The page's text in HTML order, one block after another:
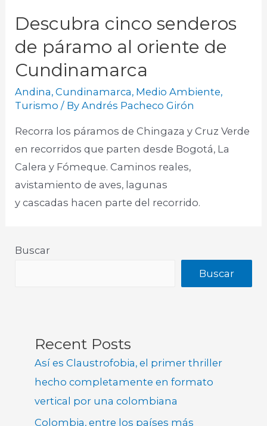
Descubra cinco senderos
de páramo al oriente de
Cundinamarca
Andina,Cundinamarca, Medio Ambiente,
Turismo / ByAndrés Pacheco Girón
Recorra los páramos de Chingaza y Cruz Verde
en recorridos que parten desde Bogotá, La
Calera y Fómeque. Caminos reales,
avistamiento de aves, lagunas
y cascadas hacen parte del recorrido.
Buscar
Buscar
Recent Posts
Así es Claustrofobia, el primer thriller
hecho completamente en formato
vertical por una colombiana
Colombia, entre los países más